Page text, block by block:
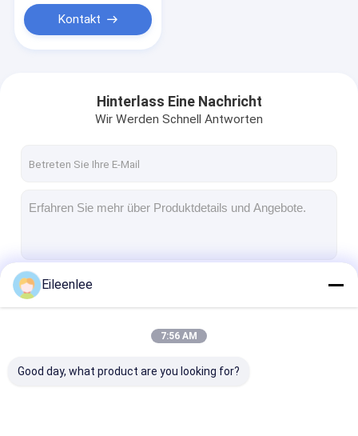
Kontakt
Hinterlass Eine Nachricht
Wir Werden Schnell Antworten
Eileenlee
7:56 AM
Good day, what product are you looking for?